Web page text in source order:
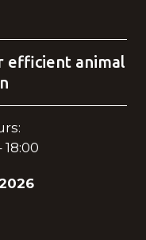
efficient animal
18:00